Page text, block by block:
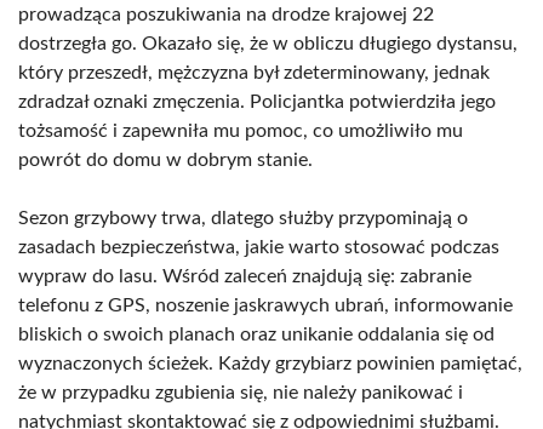
prowadząca poszukiwania na drodze krajowej 22
dostrzegła go. Okazało się, że w obliczu długiego dystansu,
który przeszedł, mężczyzna był zdeterminowany, jednak
zdradzał oznaki zmęczenia. Policjantka potwierdziła jego
tożsamość i zapewniła mu pomoc, co umożliwiło mu
powrót do domu w dobrym stanie.
Sezon grzybowy trwa, dlatego służby przypominają o
zasadach bezpieczeństwa, jakie warto stosować podczas
wypraw do lasu. Wśród zaleceń znajdują się: zabranie
telefonu z GPS, noszenie jaskrawych ubrań, informowanie
bliskich o swoich planach oraz unikanie oddalania się od
wyznaczonych ścieżek. Każdy grzybiarz powinien pamiętać,
że w przypadku zgubienia się, nie należy panikować i
natychmiast skontaktować się z odpowiednimi służbami.